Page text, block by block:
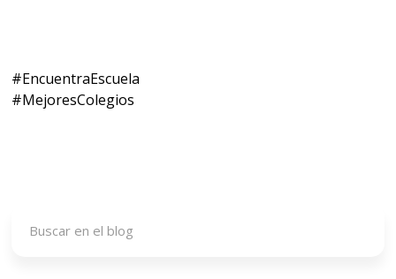
#EncuentraEscuela
#MejoresColegios